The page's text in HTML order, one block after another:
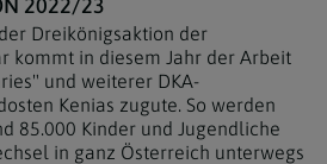
2022/23
Dreikönigsaktion der
kommt in diesem Jahr der Arbeit
und weiterer DKA-
Kenias zugute. So werden
85.000 Kinder und Jugendliche
in ganz Österreich unterwegs